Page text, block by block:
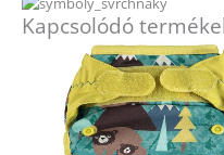
Kapcsolódó